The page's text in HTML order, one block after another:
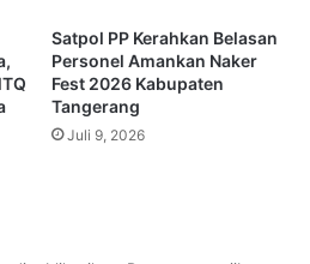
Satpol PP Kerahkan Belasan
Personel Amankan Naker
Fest 2026 Kabupaten
Tangerang
Juli 9, 2026